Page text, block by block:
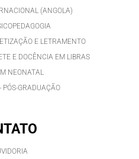
(ANGOLA)
E LETRAMENTO
E DOCÊNCIA EM LIBRAS
NEONATAL
PÓS-GRADUAÇÃO